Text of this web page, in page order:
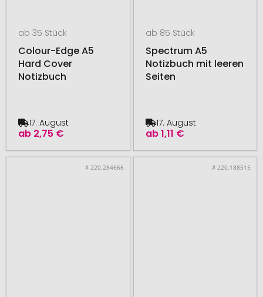
ab 35 Stück
Colour-Edge A5
Hard Cover
Notizbuch
ab 2,75 €
17. August
ab 85 Stück
Spectrum A5
Notizbuch mit leeren
Seiten
ab1,11 €
17. August
# 220.284666 # 220.188515